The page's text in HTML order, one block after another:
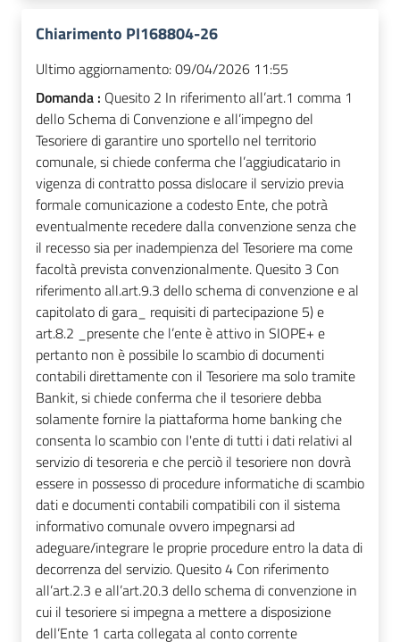
Chiarimento PI168804-26
Ultimo aggiornamento:09/04/2026 11:55
Domanda : Quesito 2 In riferimento all’art.1 comma 1
dello Schema di Convenzione e all’impegno del
Tesoriere di garantire uno sportello nel territorio
comunale, si chiede conferma che l’aggiudicatario in
vigenza di contratto possa dislocare il servizio previa
formale comunicazione a codesto Ente, che potrà
eventualmente recedere dalla convenzione senza che
il recesso sia per inadempienza del Tesoriere ma come
facoltà prevista convenzionalmente. Quesito 3 Con
riferimento all.art.9.3 dello schema di convenzione e al
capitolato di gara_ requisiti di partecipazione 5) e
art.8.2 _presente che l’ente è attivo in SIOPE+ e
pertanto non è possibile lo scambio di documenti
contabili direttamente con il Tesoriere ma solo tramite
Bankit, si chiede conferma che il tesoriere debba
solamente fornire la piattaforma home banking che
consenta lo scambio con l'ente di tutti i dati relativi al
servizio di tesoreria e che perciò il tesoriere non dovrà
essere in possesso di procedure informatiche di scambio
dati e documenti contabili compatibili con il sistema
informativo comunale ovvero impegnarsi ad
adeguare/integrare le proprie procedure entro la data di
decorrenza del servizio. Quesito 4 Con riferimento
all’art.2.3 e all’art.20.3 dello schema di convenzione in
cui il tesoriere si impegna a mettere a disposizione
dell’Ente 1 carta collegata al conto corrente